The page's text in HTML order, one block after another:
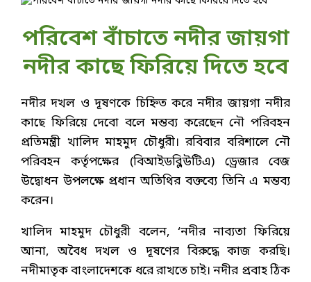
পরিবেশ বাঁচাতে নদীর জায়গা
নদীর কাছে ফিরিয়ে দিতে হবে
নদীর দখল ও দূষণকে চিহ্নিত করে নদীর জায়গা নদীর
কাছে ফিরিয়ে দেবো বলে মন্তব্য করেছেন নৌ পরিবহন
প্রতিমন্ত্রী খালিদ মাহমুদ চৌধুরী। রবিবার বরিশালে নৌ
পরিবহন কর্তৃপক্ষের (বিআইডব্লিউটিএ) ড্রেজার বেজ
উদ্বোধন উপলক্ষে প্রধান অতিথির বক্তব্যে তিনি এ মন্তব্য
করেন।
খালিদ মাহমুদ চৌধুরী বলেন, ‘নদীর নাব‍্যতা ফিরিয়ে
আনা, অবৈধ দখল ও দূষণের বিরুদ্ধে কাজ করছি।
নদীমাতৃক বাংলাদেশকে ধরে রাখতে চাই। নদীর প্রবাহ ঠিক